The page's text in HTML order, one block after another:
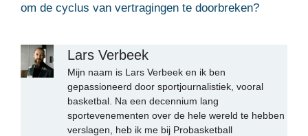
om de cyclus van vertragingen te doorbreken?
Lars Verbeek
Mijn naam is Lars Verbeek en ik ben
gepassioneerd door sportjournalistiek, vooral
basketbal. Na een decennium lang
sportevenementen over de hele wereld te hebben
verslagen, heb ik me bij Probasketball